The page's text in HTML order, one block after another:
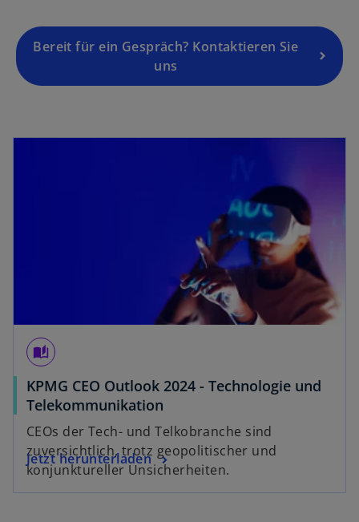
Bereit für ein Gespräch? Kontaktieren Sie
uns
e
t
k
e
ff
n
auto_stories
KPMG CEO Outlook 2024 - Technologie und
Telekommunikation
r
d
i
CEOs der Tech- und Telkobranche sind
zuversichtlich, trotz geopolitischer und
konjunktureller Unsicherheiten.
Jetzt herunterladen
w
i
r
wird in einer neuen Registerkarte geöffnet